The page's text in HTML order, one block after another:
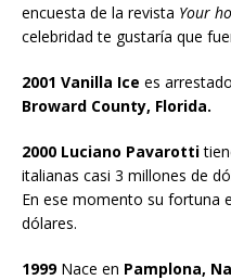
encuesta de la revista Your
celebridad te gustaría que
2001 Vanilla Ice es
Broward County, Florida.
2000 Luciano Pavarotti
italianas casi 3 millones de
En ese momento su fortuna
dólares.
1999Nace en Pamplona,